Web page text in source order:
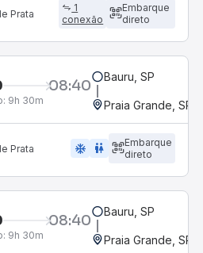
Prata
1
conexão
Embarque
direto
08:40
9h 30m
Bauru, SP
Praia Grande, SP
Prata ac_unit wc
Embarque
direto
08:40
9h 30m
Bauru, SP
Praia Grande, SP